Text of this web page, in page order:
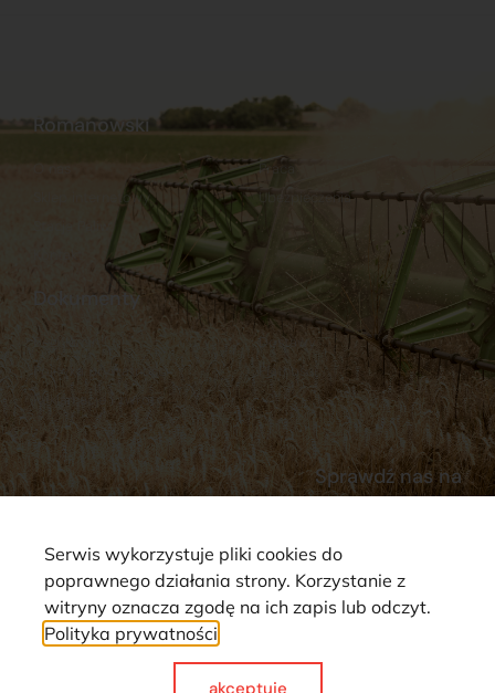
Dokumenty
Regulamin
Polityka prywatności
Reklamacje i zwroty
Dostawy
Płatności
Romanowski
Sklep internetowy
Praca
Ubezpieczenia
Sprawdź nas na
Strona wykorzystuje pliki cookie. Wszystkie prawa zastrzeżone ©
Serwis wykorzystuje pliki cookies do
poprawnego działania strony. Korzystanie z
witryny oznacza zgodę na ich zapis lub odczyt.
Polityka prywatności
akceptuje